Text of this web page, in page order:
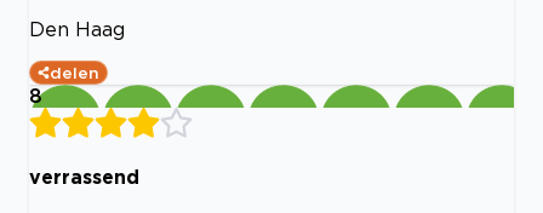
Den Haag
delen
8
verrassend